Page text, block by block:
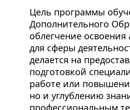
Цель программы
Дополнительного
облегчение
для сферы
делается на
подготовкой
работе или
но и углублению